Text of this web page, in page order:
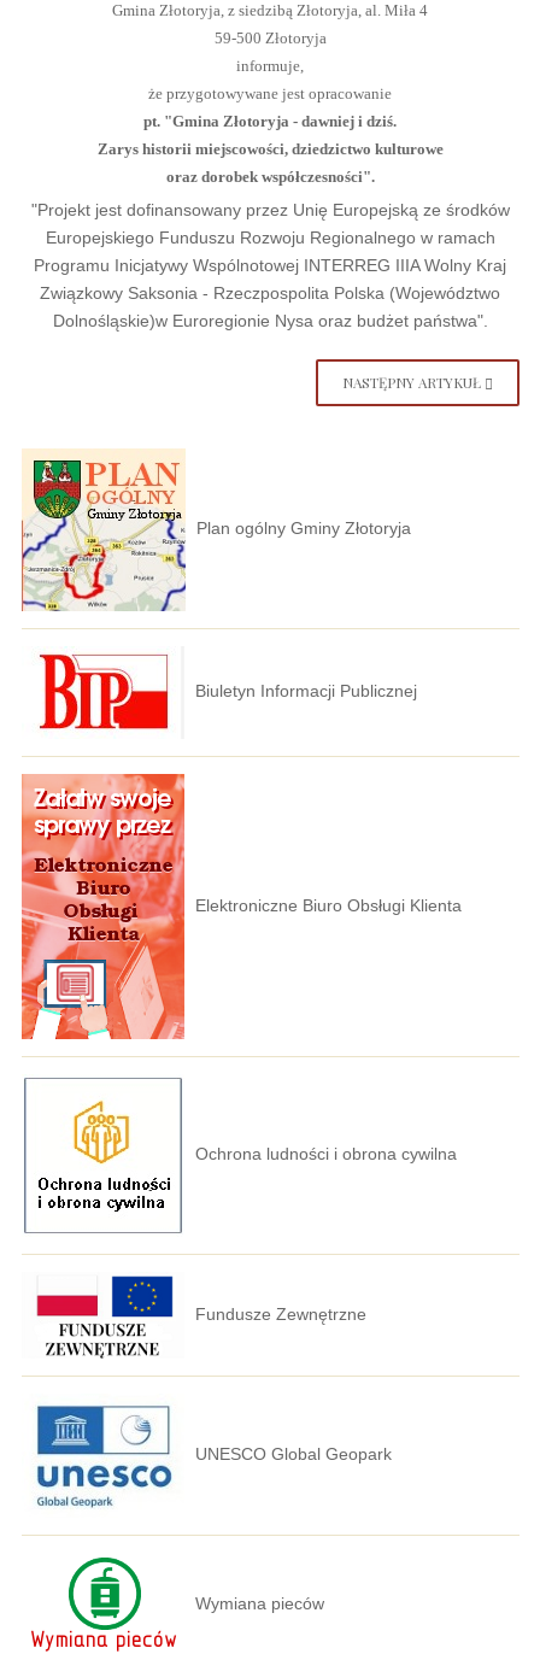
Gmina Złotoryja, z siedzibą Złotoryja, al. Miła 4
59-500 Złotoryja
informuje,
że przygotowywane jest opracowanie
pt. "Gmina Złotoryja - dawniej i dziś.
Zarys historii miejscowości, dziedzictwo kulturowe
oraz dorobek współczesności".
"Projekt jest dofinansowany przez Unię Europejską ze środków
Europejskiego Funduszu Rozwoju Regionalnego w ramach
Programu Inicjatywy Wspólnotowej INTERREG IIIA Wolny Kraj
Związkowy Saksonia - Rzeczpospolita Polska (Województwo
Dolnośląskie)w Euroregionie Nysa oraz budżet państwa".
NASTĘPNY ARTYKUŁ
Plan ogólny Gminy Złotoryja
Biuletyn Informacji Publicznej
Elektroniczne Biuro Obsługi Klienta
Ochrona ludności i obrona cywilna
Fundusze Zewnętrzne
UNESCO Global Geopark
Wymiana pieców